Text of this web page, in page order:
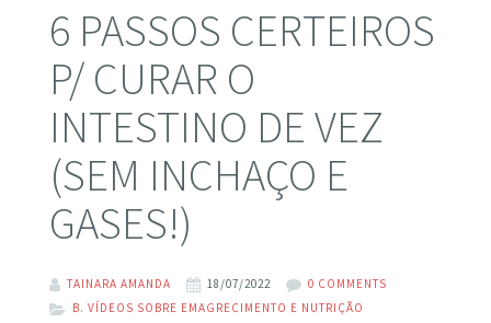
6 PASSOS CERTEIROS
P/ CURAR O
INTESTINO DE VEZ
(SEM INCHAÇO E
GASES!)
TAINARA AMANDA 18/07/2022
0 COMMENTS
B. VÍDEOS SOBRE EMAGRECIMENTO E NUTRIÇÃO